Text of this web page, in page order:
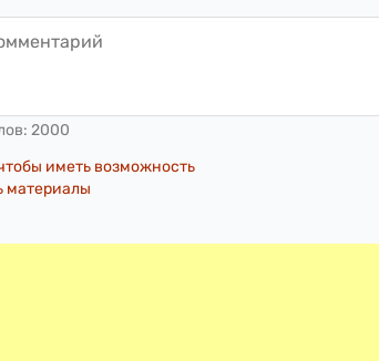
2000
иметь возможность
материалы